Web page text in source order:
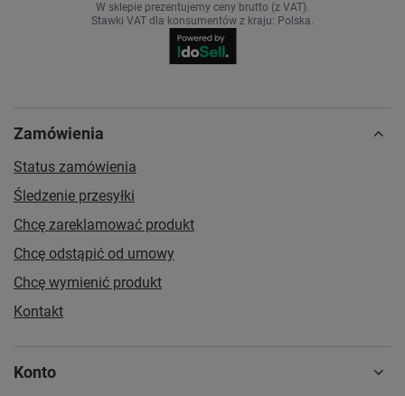
W sklepie prezentujemy ceny brutto (z VAT).
Stawki VAT dla konsumentów z kraju: Polska.
Zamówienia
Status zamówienia
Śledzenie przesyłki
Chcę zareklamować produkt
Chcę odstąpić od umowy
Chcę wymienić produkt
Kontakt
Konto